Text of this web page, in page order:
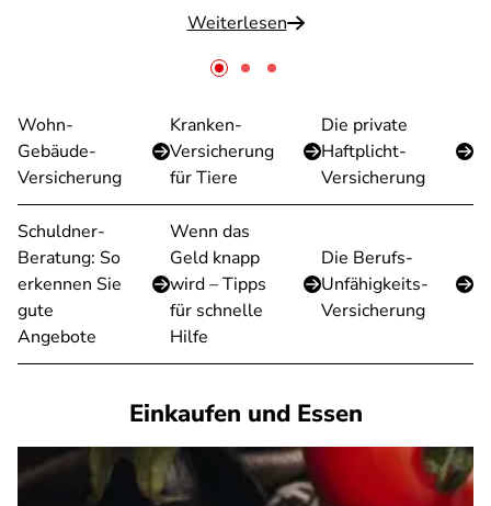
Weiterlesen
Wohn-
Gebäude-
Versicherung
Kranken-
Versicherung
für Tiere
Die private
Haftplicht-
Versicherung
Schuldner-
Beratung: So
erkennen Sie
gute
Angebote
Wenn das
Geld knapp
wird – Tipps
für schnelle
Hilfe
Die Berufs-
Unfähigkeits-
Versicherung
Einkaufen und Essen